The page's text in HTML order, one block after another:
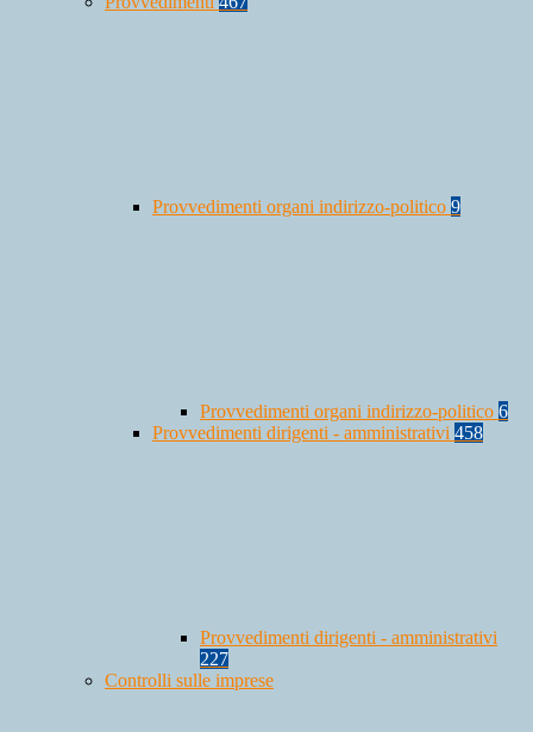
Provvedimenti organi indirizzo-politico 9
Provvedimenti organi indirizzo-politico 6
Provvedimenti dirigenti - amministrativi 458
Provvedimenti dirigenti - amministrativi
227
Controlli sulle imprese